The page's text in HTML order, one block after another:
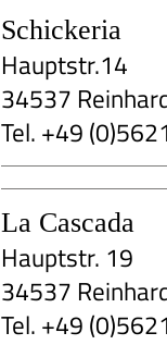
Schickeria
Hauptstr.14
34537
Tel. +49
La Cascada
Hauptstr. 19
34537
Tel. +49